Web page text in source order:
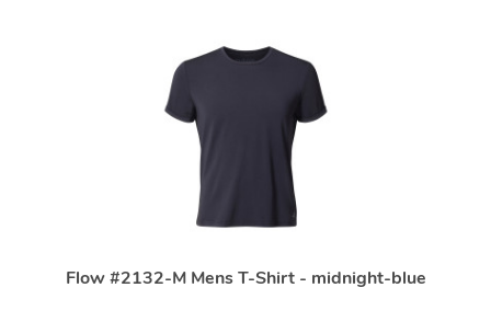
Flow #2132-M Mens T-Shirt - midnight-blue